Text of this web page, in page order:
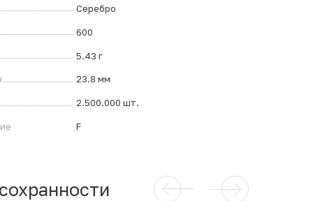
Серебро
600
5.43 г
23.8 мм
2.500.000 шт.
F